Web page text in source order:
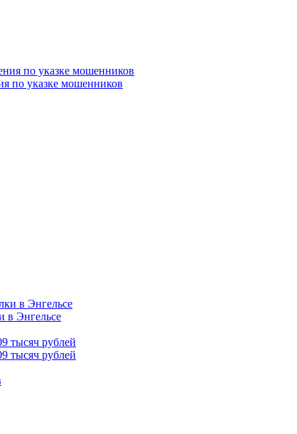
по указке мошенников
в Энгельсе
тысяч рублей